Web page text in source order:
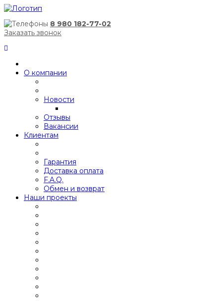
8 980 182-77-02
Заказать звонок
О компании
Новости
Отзывы
Вакансии
Клиентам
Гарантия
Доставка оплата
F.A.Q.
Обмен и возврат
Наши проекты